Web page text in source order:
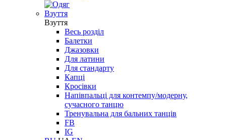
Взуття
Взуття
Весь розділ
Балетки
Джазовки
Для латини
Для стандарту
Капці
Кросівки
Напівпальці для контемпу/модерну,
сучасного танцю
Тренувальна для бальних танців
FB
IG